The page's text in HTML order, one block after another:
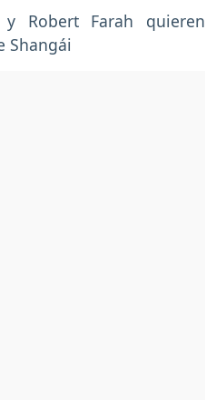
y Robert Farah quieren
Shangái